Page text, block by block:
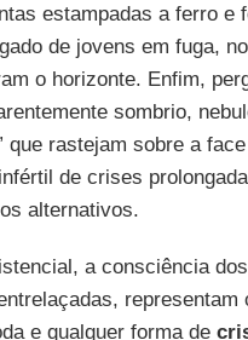
estampadas a ferro e
de jovens em fuga,
o horizonte. Enfim,
sombrio,
que rastejam sobre a
de crises
alternativos.
a consciência dos
representam
e qualquer forma de